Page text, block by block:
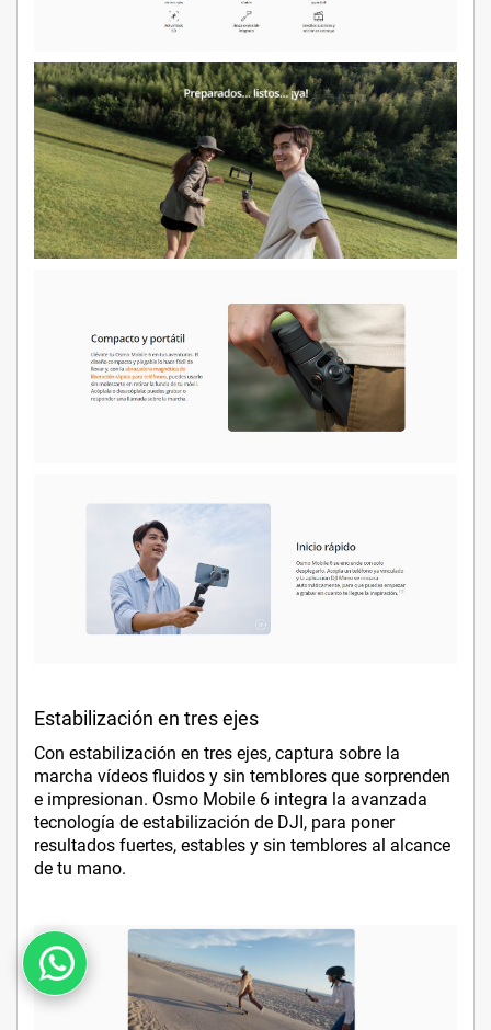
Estabilización en tres ejes
Con estabilización en tres ejes, captura sobre la
marcha vídeos fluidos y sin temblores que sorprenden
e impresionan. Osmo Mobile 6 integra la avanzada
tecnología de estabilización de DJI, para poner
resultados fuertes, estables y sin temblores al alcance
de tu mano.